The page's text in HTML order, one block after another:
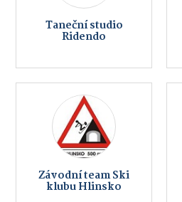
Taneční studio
Ridendo
Závodní team Ski
klubu Hlinsko